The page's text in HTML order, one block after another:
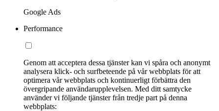
Google Ads
Performance
Genom att acceptera dessa tjänster kan vi spåra och anonymt
analysera klick- och surfbeteende på vår webbplats för att
optimera vår webbplats och kontinuerligt förbättra den
övergripande användarupplevelsen. Med ditt samtycke
använder vi följande tjänster från tredje part på denna
webbplats: